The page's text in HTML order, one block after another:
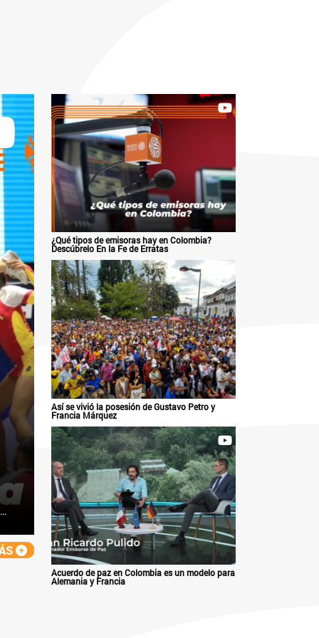
¿Qué tipos de emisoras hay en Colombia?
Descúbrelo En la Fe de Erratas
Así se vivió la posesión de Gustavo Petro y
Francia Márquez
Acuerdo de paz en Colombia es un modelo para
Alemania y Francia